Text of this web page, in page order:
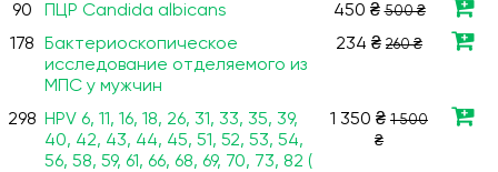
90 ПЦР Candida albicans 450 ₴500 ₴
178
Бактериоскопическое
исследование отделяемого из
МПС у мужчин
234 ₴ 260 ₴
298
HPV 6, 11, 16, 18, 26, 31, 33, 35, 39,
40, 42, 43, 44, 45, 51, 52, 53, 54,
56, 58, 59, 61, 66, 68, 69, 70, 73, 82 (
1 350 ₴ 1 500
₴